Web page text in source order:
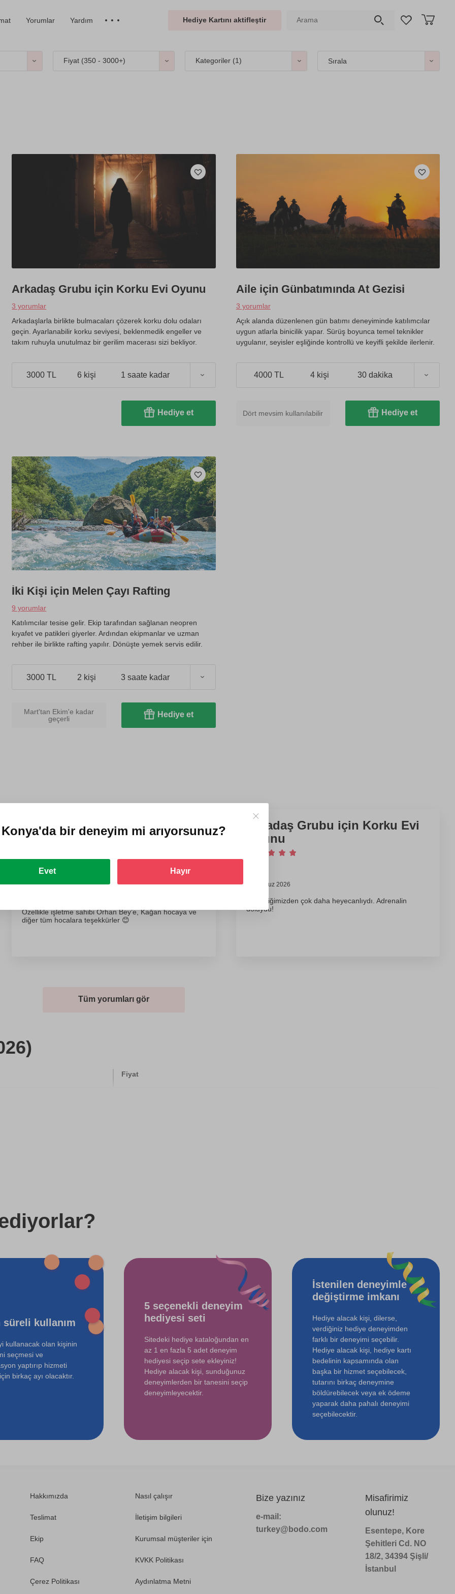
Yorumlar Yardım Hediye Kartını aktifleştir
Fiyat (350 - 3000+) Kategoriler (1) Sırala
Arkadaş Grubu için Korku Evi Oyunu
3 yorumlar
Arkadaşlarla birlikte bulmacaları çözerek korku dolu odaları
geçin. Ayarlanabilir korku seviyesi, beklenmedik engeller ve
takım ruhuyla unutulmaz bir gerilim macerası sizi bekliyor.
3000 TL 6 kişi 1 saate kadar
Hediye et
Aile için Günbatımında At Gezisi
3 yorumlar
Açık alanda düzenlenen gün batımı deneyiminde katılımcılar
uygun atlarla binicilik yapar. Sürüş boyunca temel teknikler
uygulanır, seyisler eşliğinde kontrollü ve keyifli şekilde ilerlenir.
4000 TL 4 kişi 30 dakika
Dört mevsim kullanılabilir Hediye et
İki Kişi için Melen Çayı Rafting
9 yorumlar
Katılımcılar tesise gelir. Ekip tarafından sağlanan neopren
kıyafet ve patikleri giyerler. Ardından ekipmanlar ve uzman
rehber ile birlikte rafting yapılır. Dönüşte yemek servis edilir.
3000 TL 2 kişi 3 saate kadar
Mart'tan Ekim'e kadar
geçerli
Hediye et
İki Kişi için Melen Çayı Rafting
Büşra A
21 Haziran 2026
Özellikle işletme sahibi Orhan Bey’e, Kağan hocaya ve
diğer tüm hocalara teşekkürler 😊
Arkadaş Grubu için Korku Evi
Oyunu
8 Temmuz 2026
Beklediğimizden çok daha heyecanlıydı. Adrenalin
doluydu!
Tüm yorumları gör
Fiyat
süreli kullanım
kullanacak olan kişinin
seçmesi ve
yaptırıp hizmeti
birkaç ayı olacaktır.
5 seçenekli deneyim
hediyesi seti
Sitedeki hediye kataloğundan en
az 1 en fazla 5 adet deneyim
hediyesi seçip sete ekleyiniz!
Hediye alacak kişi, sunduğunuz
deneyimlerden bir tanesini seçip
deneyimleyecektir.
İstenilen deneyimle
değiştirme imkanı
Hediye alacak kişi, dilerse,
verdiğiniz hediye deneyimden
farklı bir deneyimi seçebilir.
Hediye alacak kişi, hediye kartı
bedelinin kapsamında olan
başka bir hizmet seçebilecek,
tutarını birkaç deneymine
böldürebilecek veya ek ödeme
yaparak daha pahalı deneyimi
seçebilecektir.
Hakkımızda Nasıl çalışır
Teslimat İletişim bilgileri
Ekip Kurumsal müşteriler için
FAQ KVKK Politikası
Çerez Politikası Aydınlatma Metni
Bize yazınız
e-mail:
turkey@bodo.com
Misafirimiz
olunuz!
Esentepe, Kore
Şehitleri Cd. NO
18/2, 34394 Şişli/
İstanbul
Konya'dabir deneyim mi arıyorsunuz?
Evet Hayır